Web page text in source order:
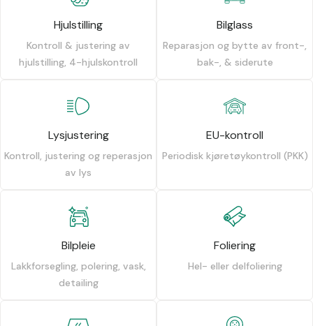
Hjulstilling
Kontroll & justering av
hjulstilling, 4-hjulskontroll
Bilglass
Reparasjon og bytte av front-,
bak-, & siderute
Lysjustering
Kontroll, justering og reperasjon
av lys
EU-kontroll
Periodisk kjøretøykontroll (PKK)
Bilpleie
Lakkforsegling, polering, vask,
detailing
Foliering
Hel- eller delfoliering